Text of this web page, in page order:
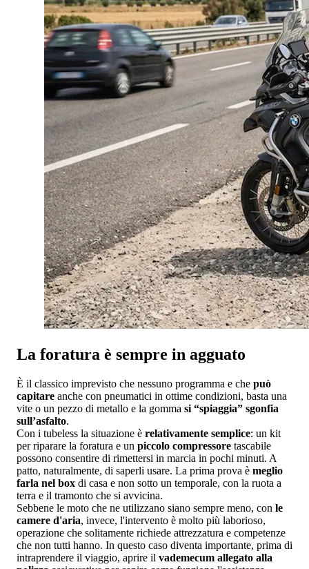
La foratura è sempre in agguato
È il classico imprevisto che nessuno programma e che può
capitare anche con pneumatici in ottime condizioni, basta una
vite o un pezzo di metallo e la gomma si “spiaggia” sgonfia
sull’asfalto.
Con i tubeless la situazione è relativamente semplice: un kit
per riparare la foratura e un piccolo compressore tascabile
possono consentire di rimettersi in marcia in pochi minuti. A
patto, naturalmente, di saperli usare. La prima prova è meglio
farla nel box di casa e non sotto un temporale, con la ruota a
terra e il tramonto che si avvicina.
Sebbene le moto che ne utilizzano siano sempre meno, con le
camere d'aria, invece, l'intervento è molto più laborioso,
operazione che solitamente richiede attrezzatura e competenze
che non tutti hanno. In questo caso diventa importante, prima di
intraprendere il viaggio, aprire il vademecum allegato alla